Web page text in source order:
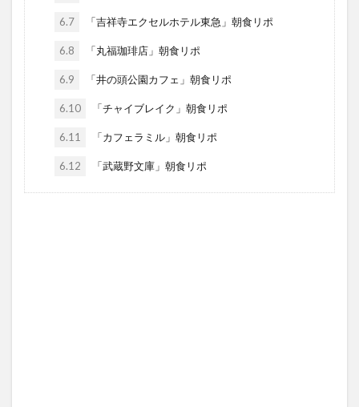
6.7 「吉祥寺エクセルホテル東急」朝食リポ
6.8 「丸福珈琲店」朝食リポ
6.9 「井の頭公園カフェ」朝食リポ
6.10 「チャイブレイク」朝食リポ
6.11 「カフェラミル」朝食リポ
6.12 「武蔵野文庫」朝食リポ